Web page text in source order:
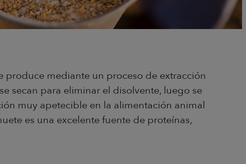
produce mediante un proceso de extracción
secan para eliminar el disolvente, luego se
muy apetecible en la alimentación animal
es una excelente fuente de proteínas,